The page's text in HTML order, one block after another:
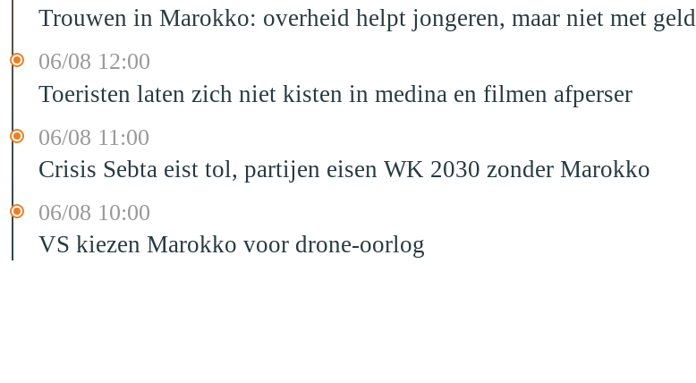
Trouwen in Marokko: overheid helpt jongeren, maar niet met geld
06/08 12:00
Toeristen laten zich niet kisten in medina en filmen afperser
06/08 11:00
Crisis Sebta eist tol, partijen eisen WK 2030 zonder Marokko
06/08 10:00
VS kiezen Marokko voor drone-oorlog